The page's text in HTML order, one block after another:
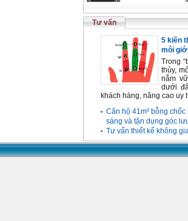
Tư vấn
5 kiến
môi
Trong
thủy,
nắm
dưới
khách hàng, nâng cao uy
Căn hộ 41m² bỗng
sáng và tận dụng góc
Tư vấn thiết kế không